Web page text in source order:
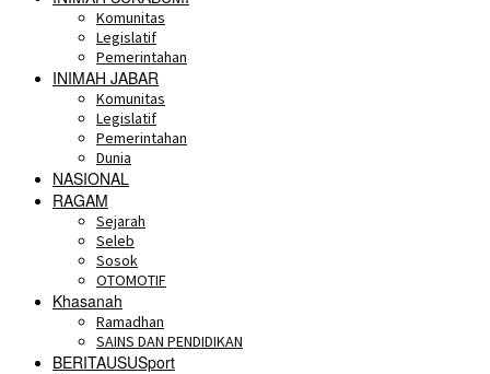
Komunitas
Legislatif
Pemerintahan
INIMAH JABAR
Komunitas
Legislatif
Pemerintahan
Dunia
NASIONAL
RAGAM
Sejarah
Seleb
Sosok
OTOMOTIF
Khasanah
Ramadhan
SAINS DAN PENDIDIKAN
BERITAUSUSport